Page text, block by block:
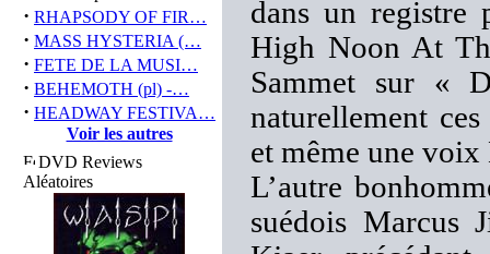
· RHAPSODY OF FIR…
· MASS HYSTERIA (…
· FETE DE LA MUSI…
· BEHEMOTH (pl) -…
· HEADWAY FESTIVA…
Voir les autres
DVD Reviews
Aléatoires
dans un registre
High Noon At
Sammet sur «
naturellement
et même une voix
L’autre
suédois Marcus